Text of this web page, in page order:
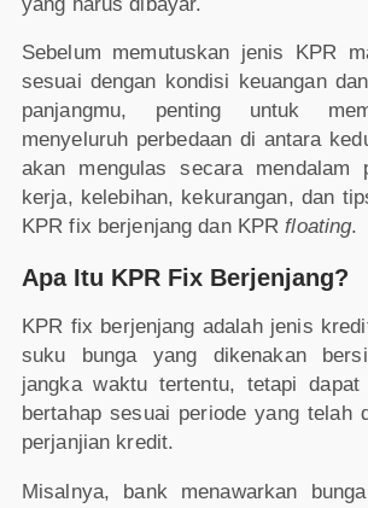
Sebelum memutuskan jenis KPR
sesuai dengan kondisi keuangan
panjangmu, penting untuk
menyeluruh perbedaan di antara
akan mengulas secara mendalam
kerja, kelebihan, kekurangan, dan
KPR fix berjenjang dan KPRfloating.
Apa Itu KPR Fix Berjenjang?
KPR fix berjenjang adalah jenis
suku bunga yang dikenakan
jangka waktu tertentu, tetapi dapat
bertahap sesuai periode yang telah
perjanjian kredit.
Misalnya, bank menawarkan